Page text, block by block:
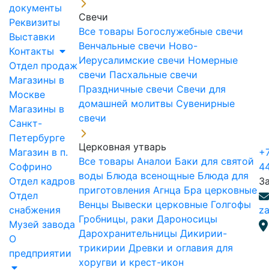
документы
Реквизиты
Выставки
Контакты
Отдел продаж
Магазины в
Москве
Магазины в
Санкт-
Петербурге
Магазин в п.
Софрино
Отдел кадров
Отдел
снабжения
Музей завода
О
предприятии
Свечи
Все товары Богослужебные свечи
Венчальные свечи Ново-
Иерусалимские свечи Номерные
свечи Пасхальные свечи
Праздничные свечи Свечи для
домашней молитвы Сувенирные
свечи
Церковная утварь
Все товары Аналои Баки для святой
воды Блюда всенощные Блюда для
приготовления Агнца Бра церковные
Венцы Вывески церковные Голгофы
Гробницы, раки Дароносицы
Дарохранительницы Дикирии-
трикирии Древки и оглавия для
хоругви и крест-икон